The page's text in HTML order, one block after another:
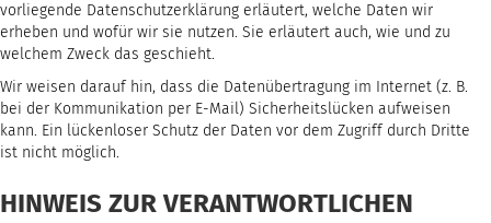
vorliegende Datenschutzerklärung erläutert, welche Daten wir
erheben und wofür wir sie nutzen. Sie erläutert auch, wie und zu
welchem Zweck das geschieht.
Wir weisen darauf hin, dass die Datenübertragung im Internet (z. B.
bei der Kommunikation per E-Mail) Sicherheitslücken aufweisen
kann. Ein lückenloser Schutz der Daten vor dem Zugriff durch Dritte
ist nicht möglich.
HINWEIS ZUR VERANTWORTLICHEN